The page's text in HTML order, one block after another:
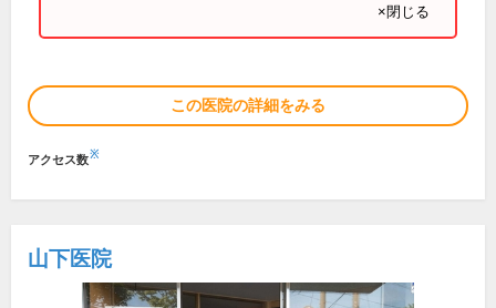
×閉じる
この医院の詳細をみる
アクセス数※
山下医院